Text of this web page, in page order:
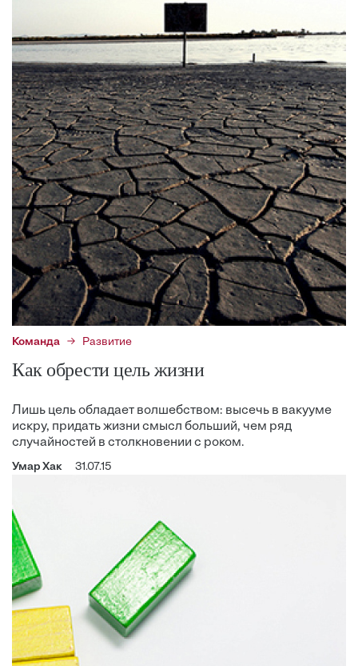
Команда Развитие
Как обрести цель жизни
Лишь цель обладает волшебством: высечь в вакууме
искру, придать жизни смысл больший, чем ряд
случайностей в столкновении с роком.
Умар Хак 31.07.15